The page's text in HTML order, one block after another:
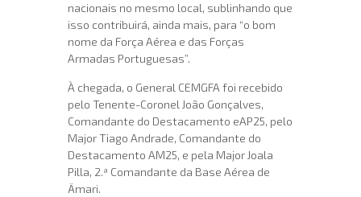
nacionais no mesmo local, sublinhando que
isso contribuirá, ainda mais, para “o bom
nome da Força Aérea e das Forças
Armadas Portuguesas”.
À chegada, o General CEMGFA foi recebido
pelo Tenente-Coronel João Gonçalves,
Comandante do Destacamento eAP25, pelo
Major Tiago Andrade, Comandante do
Destacamento AM25, e pela Major Joala
Pilla, 2.ª Comandante da Base Aérea de
Ämari.